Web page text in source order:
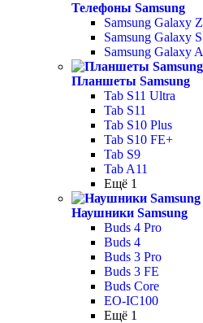
Телефоны Samsung
Samsung Galaxy Z
Samsung Galaxy S
Samsung Galaxy A
Планшеты Samsung
Tab S11 Ultra
Tab S11
Tab S10 Plus
Tab S10 FE+
Tab S9
Tab A11
Ещё 1
Наушники Samsung
Buds 4 Pro
Buds 4
Buds 3 Pro
Buds 3 FE
Buds Core
EO-IC100
Ещё 1